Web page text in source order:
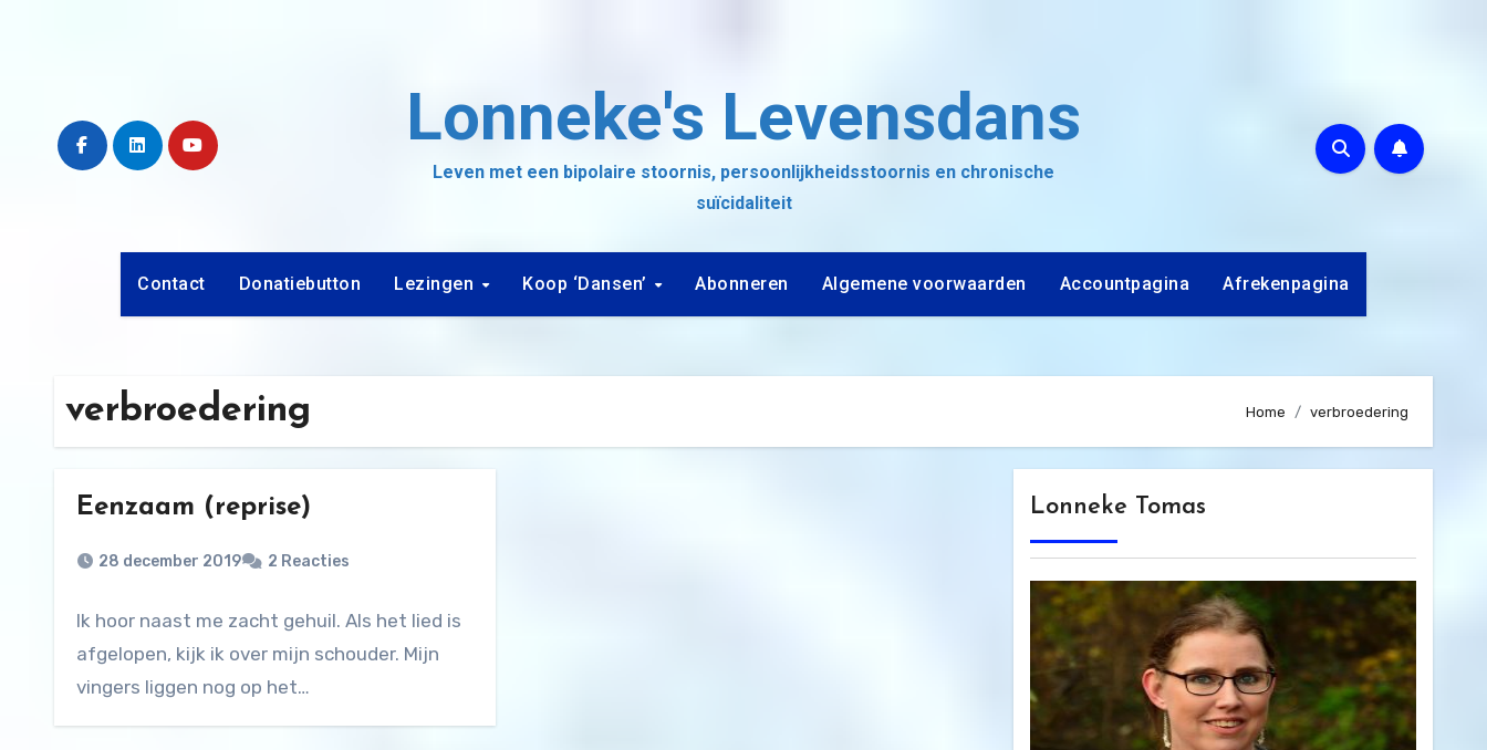
Lonneke's Levensdans
Leven met een bipolaire stoornis, persoonlijkheidsstoornis en chronische
suïcidaliteit
Contact Donatiebutton Lezingen Koop ‘Dansen’ Abonneren Algemene voorwaarden Accountpagina Afrekenpagina
verbroedering Home verbroedering
Eenzaam (reprise)
28 december 2019 2 Reacties
Ik hoor naast me zacht gehuil. Als het lied is
afgelopen, kijk ik over mijn schouder. Mijn
vingers liggen nog op het…
Lonneke Tomas